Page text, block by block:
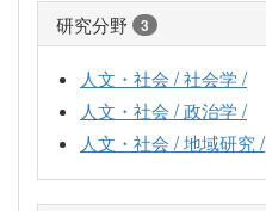
研究分野 3
人文・社会 / 社会学 /
人文・社会 / 政治学 /
人文・社会 / 地域研究 /